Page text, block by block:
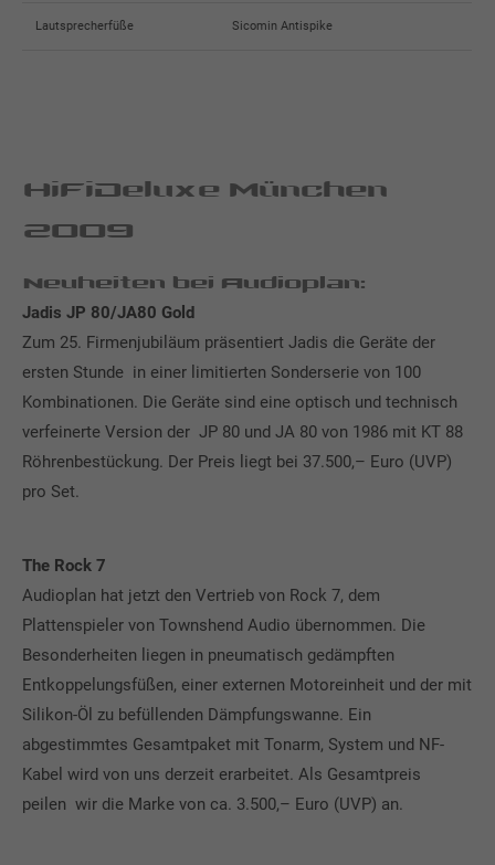
Lautsprecherfüße Sicomin Antispike
HiFiDeluxe München
2009
Neuheiten bei Audioplan:
Jadis JP 80/JA80 Gold
Zum 25. Firmenjubiläum präsentiert Jadis die Geräte der
ersten Stunde in einer limitierten Sonderserie von 100
Kombinationen. Die Geräte sind eine optisch und technisch
verfeinerte Version der JP 80 und JA 80 von 1986 mit KT 88
Röhrenbestückung. Der Preis liegt bei 37.500,– Euro (UVP)
pro Set.
The Rock 7
Audioplan hat jetzt den Vertrieb von Rock 7, dem
Plattenspieler von Townshend Audio übernommen. Die
Besonderheiten liegen in pneumatisch gedämpften
Entkoppelungsfüßen, einer externen Motoreinheit und der mit
Silikon-Öl zu befüllenden Dämpfungswanne. Ein
abgestimmtes Gesamtpaket mit Tonarm, System und NF-
Kabel wird von uns derzeit erarbeitet. Als Gesamtpreis
peilen wir die Marke von ca. 3.500,– Euro (UVP) an.